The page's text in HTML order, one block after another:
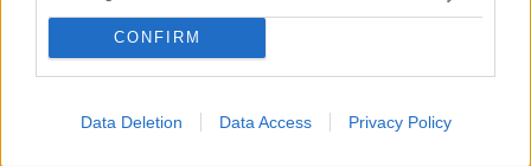
CONFIRM
Data Deletion Data Access Privacy Policy
Αριστοτέλης Δαμίγος: Σε κλίμα οδύνης έγινε η
αποτέφρωση του συντονιστή που σκοτώθηκε
μετά τη σύγκρουση ελικοπτέρων στην Ψάθα,